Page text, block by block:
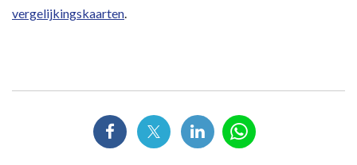
vergelijkingskaarten